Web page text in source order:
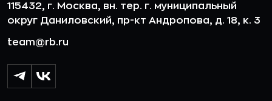
115432, г. Москва, вн. тер. г. муниципальный
округ Даниловский, пр-кт Андропова, д. 18, к. 3
team@rb.ru